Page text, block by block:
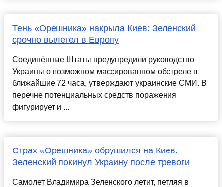
Тень «Орешника» накрыла Киев: Зеленский
срочно вылетел в Европу
Соединённые Штаты предупредили руководство
Украины о возможном массированном обстреле в
ближайшие 72 часа, утверждают украинские СМИ. В
перечне потенциальных средств поражения
фигурирует и ...
Страх «Орешника» обрушился на Киев.
Зеленский покинул Украину после тревоги
Самолет Владимира Зеленского летит, петляя в